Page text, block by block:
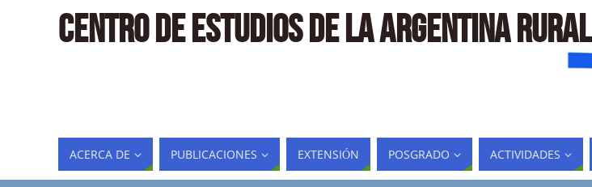
CENTRO DE ESTUDIOS DE LA ARGENTINA RURAL
ACERCA DE PUBLICACIONES EXTENSIÓN POSGRADO ACTIVIDADES